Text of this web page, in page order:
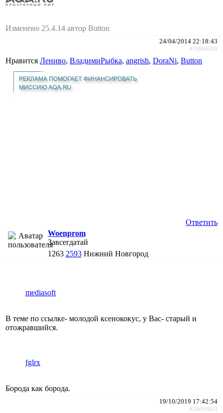
Изменено 25.4.14 автор Button
24/04/2014 22:18:43
#1966680
Нравится Лениво, ВладимиРыбка, angrish, DoraNi, Button
Ответить
Woenprom
Завсегдатай
1263 2593 Нижний Новгород
mediasoft
В теме по ссылке- молодой ксенококус, у Вас- старый и
отожравшийся.
fglrx
Борода как борода.
19/10/2019 17:42:54
#2689903